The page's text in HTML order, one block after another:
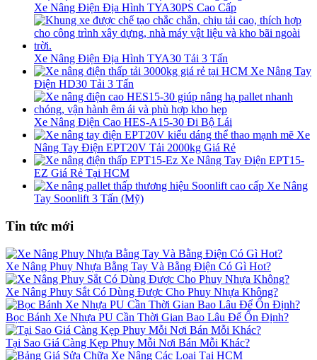
Xe Nâng Điện Địa Hình TYA30PS Cao Cấp
Xe Nâng Điện Địa Hình TYA30 Tải 3 Tấn
Xe Nâng Tay
Điện HD30 Tải 3 Tấn
Xe Nâng Điện Cao HES-A15-30 Đi Bộ Lái
Xe
Nâng Tay Điện EPT20V Tải 2000kg Giá Rẻ
Xe Nâng Tay Điện EPT15-
EZ Giá Rẻ Tại HCM
Xe Nâng
Tay Soonlift 3 Tấn (Mỹ)
Tin tức mới
Xe Nâng Phuy Nhựa Bằng Tay Và Bằng Điện Có Gì Hot?
Xe Nâng Phuy Sắt Có Dùng Được Cho Phuy Nhựa Không?
Bọc Bánh Xe Nhựa PU Cần Thời Gian Bao Lâu Để Ổn Định?
Tại Sao Giá Càng Kẹp Phuy Mỗi Nơi Bán Mỗi Khác?